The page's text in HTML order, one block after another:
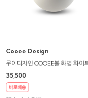
Cooee Design
쿠이디자인 COOEE볼 화병 블러
35,500